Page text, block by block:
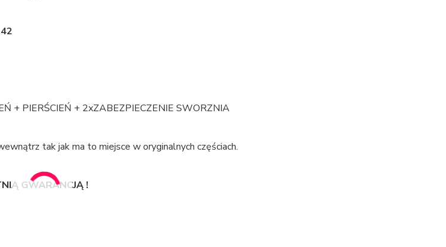
+ PIERŚCIEŃ + 2xZABEZPIECZENIE SWORZNIA
tak jak ma to miejsce w oryginalnych częściach.
GWARANCJĄ !